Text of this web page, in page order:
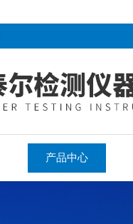
产品中心